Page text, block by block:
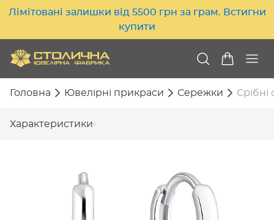
Лімітовані залишки від 5500 грн за грам. Встигни
купити
Головна Ювелірні прикраси Сережки
Характеристики